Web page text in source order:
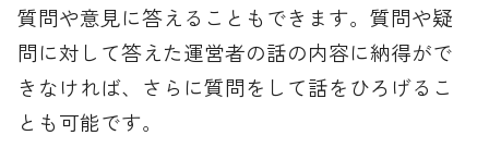
質問や意見に答えることもできます。質問や疑
問に対して答えた運営者の話の内容に納得がで
きなければ、さらに質問をして話をひろげるこ
とも可能です。